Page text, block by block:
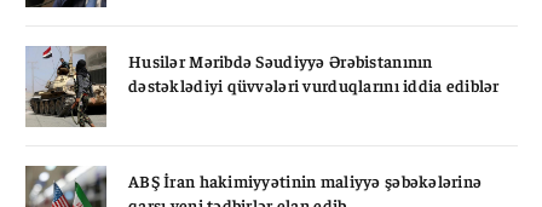
Husilər Məribdə Səudiyyə Ərəbistanının
dəstəklədiyi qüvvələri vurduqlarını iddia ediblər
ABŞ İran hakimiyyətinin maliyyə şəbəkələrinə